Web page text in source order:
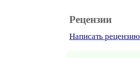
Рецензии
Написать рецензию